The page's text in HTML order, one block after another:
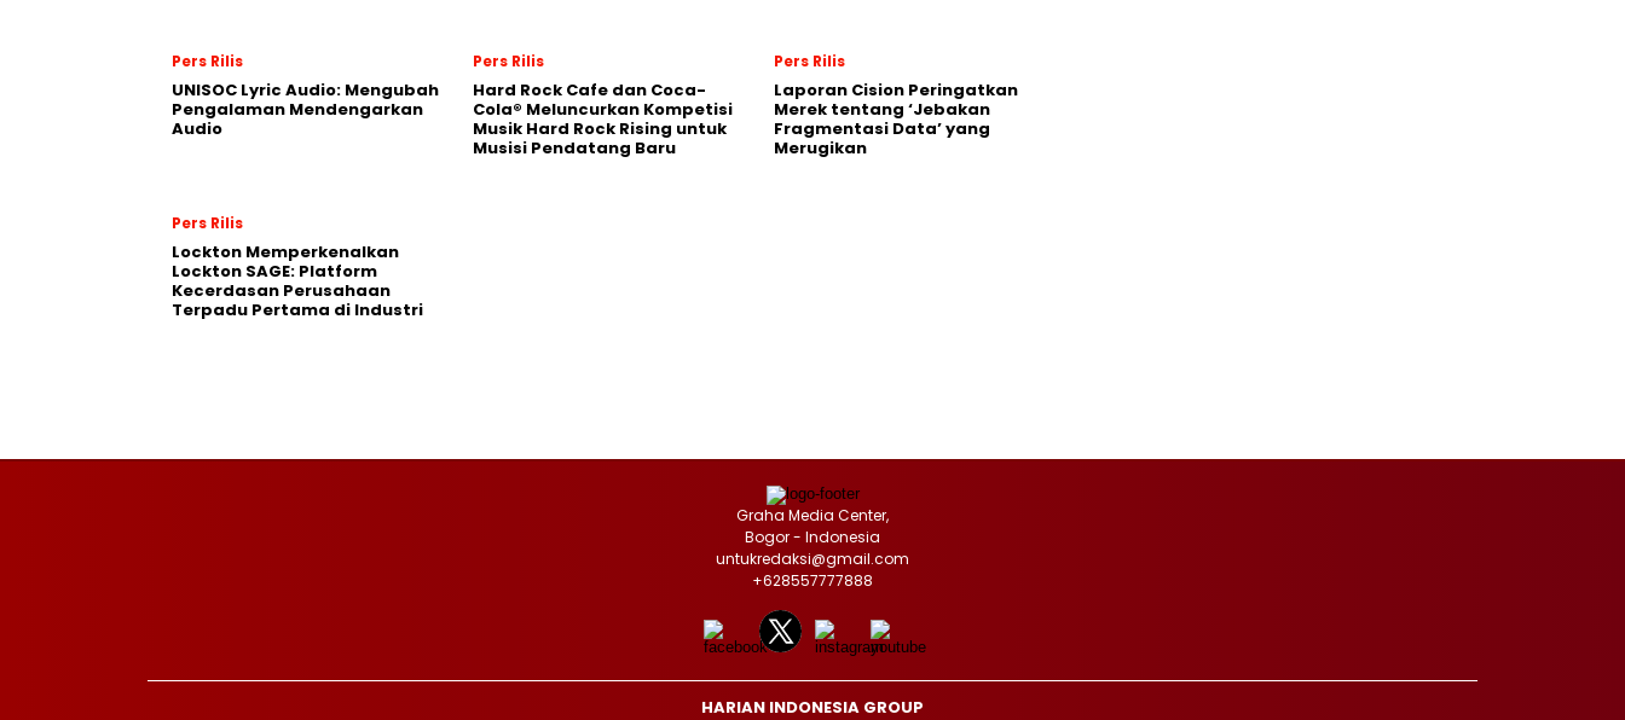
Pers Rilis
UNISOC Lyric Audio: Mengubah
Pengalaman Mendengarkan
Audio
Pers Rilis
Hard Rock Cafe dan Coca-
Cola® Meluncurkan Kompetisi
Musik Hard Rock Rising untuk
Musisi Pendatang Baru
Pers Rilis
Laporan Cision Peringatkan
Merek tentang ‘Jebakan
Fragmentasi Data’ yang
Merugikan
Pers Rilis
Lockton Memperkenalkan
Lockton SAGE: Platform
Kecerdasan Perusahaan
Terpadu Pertama di Industri
Graha Media Center,
Bogor - Indonesia
untukredaksi@gmail.com
+628557777888
HARIAN INDONESIA GROUP